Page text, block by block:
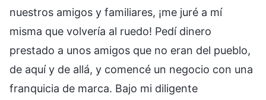
nuestros amigos y familiares, ¡me juré a mí
misma que volvería al ruedo! Pedí dinero
prestado a unos amigos que no eran del pueblo,
de aquí y de allá, y comencé un negocio con una
franquicia de marca. Bajo mi diligente